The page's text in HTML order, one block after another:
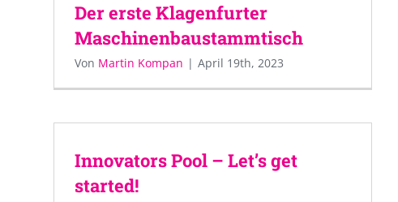
Der erste Klagenfurter
Maschinenbaustammtisch
Von Martin Kompan | April 19th, 2023
Innovators Pool – Let’s get
started!